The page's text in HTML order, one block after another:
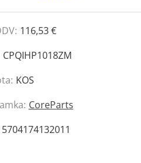
116,53 €
CPQIHP1018ZM
KOS
CoreParts
5704174132011